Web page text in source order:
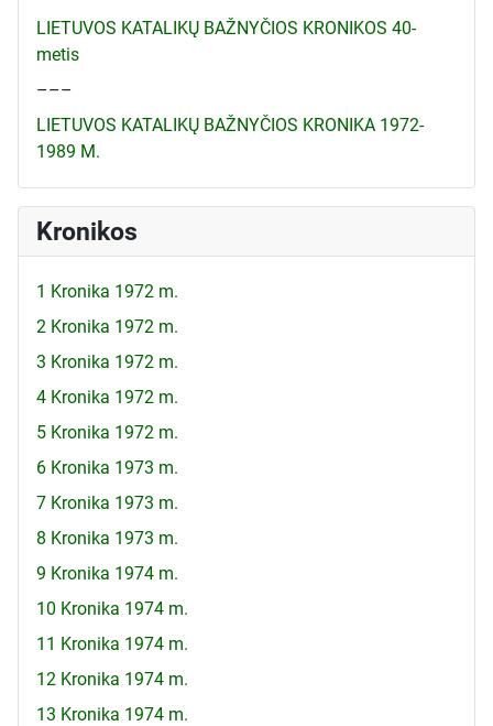
LIETUVOS KATALIKŲ BAŽNYČIOS KRONIKOS 40-
metis
–––
LIETUVOS KATALIKŲ BAŽNYČIOS KRONIKA 1972-
1989 M.
Kronikos
1 Kronika 1972 m.
2 Kronika 1972 m.
3 Kronika 1972 m.
4 Kronika 1972 m.
5 Kronika 1972 m.
6 Kronika 1973 m.
7 Kronika 1973 m.
8 Kronika 1973 m.
9 Kronika 1974 m.
10 Kronika 1974 m.
11 Kronika 1974 m.
12 Kronika 1974 m.
13 Kronika 1974 m.